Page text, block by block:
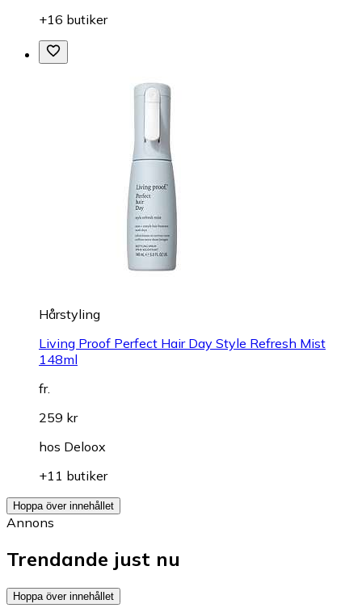
+16 butiker
Hårstyling
Living Proof Perfect Hair Day Style Refresh Mist
148ml
fr.
259 kr
hos Deloox
+11 butiker
Hoppa över innehållet
Annons
Trendande just nu
Hoppa över innehållet